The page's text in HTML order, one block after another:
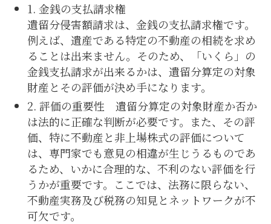
1. 金銭の支払請求権
遺留分侵害額請求は、金銭の支払請求権です。
例えば、遺産である特定の不動産の相続を求め
ることは出来ません。そのため、「いくら」の
金銭支払請求が出来るかは、遺留分算定の対象
財産とその評価が決め手になります。
2. 評価の重要性 遺留分算定の対象財産か否か
は法的に正確な判断が必要です。また、その評
価、特に不動産と非上場株式の評価について
は、専門家でも意見の相違が生じうるものであ
るため、いかに合理的な、不利のない評価を行
うかが重要です。ここでは、法務に限らない、
不動産実務及び税務の知見とネットワークが不
可欠です。